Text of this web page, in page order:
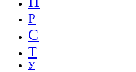
Р
С
Т
У